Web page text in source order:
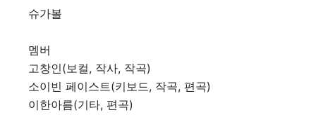
슈가볼
멤버
고창인(보컬, 작사, 작곡)
소이빈 페이스트(키보드, 작곡, 편곡)
이한아름(기타, 편곡)